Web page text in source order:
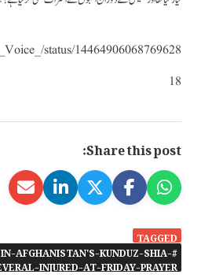
status/14464906068769628
18
Share this post:
TAGGED
AFGHANISTAN'S-KUNDUZ-SHIA-
INJURED-AT-FRIDAY-PRAYER-